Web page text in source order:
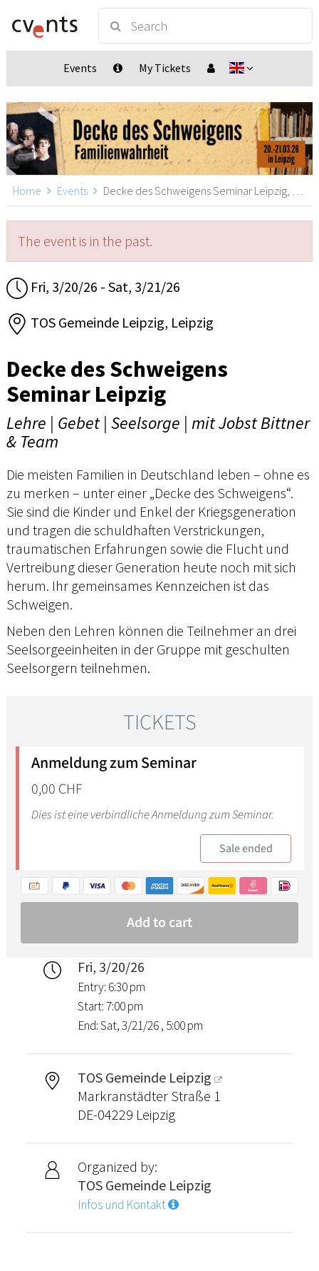
Events My Tickets
Home Events Decke des Schweigens Seminar Leipzig, Leipzig
The event is in the past.
Fri, 3/20/26 - Sat, 3/21/26
TOS Gemeinde Leipzig, Leipzig
Decke des Schweigens
Seminar Leipzig
Lehre | Gebet | Seelsorge | mit Jobst Bittner
& Team
Die meisten Familien in Deutschland leben – ohne es
zu merken – unter einer „Decke des Schweigens“.
Sie sind die Kinder und Enkel der Kriegsgeneration
und tragen die schuldhaften Verstrickungen,
traumatischen Erfahrungen sowie die Flucht und
Vertreibung dieser Generation heute noch mit sich
herum. Ihr gemeinsames Kennzeichen ist das
Schweigen.
Neben den Lehren können die Teilnehmer an drei
Seelsorgeeinheiten in der Gruppe mit geschulten
Seelsorgern teilnehmen.
Fri, 3/20/26
Entry: 6:30 pm
Start: 7:00 pm
End: Sat, 3/21/26 , 5:00 pm
TOS Gemeinde Leipzig
Markranstädter Straße 1
DE-04229 Leipzig
Organized by:
TOS Gemeinde Leipzig
Infos und Kontakt